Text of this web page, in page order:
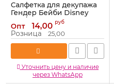
Салфетка для декупажа
Гендер Бейби Disney
2шт/уп 1194225-СТОК
Артикул: 1194225-СТОК
Опт 14,00 руб
Розница 25,00
Уточнить цену и наличие
через WhatsApp